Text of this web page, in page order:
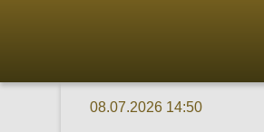
08.07.2026 14:50